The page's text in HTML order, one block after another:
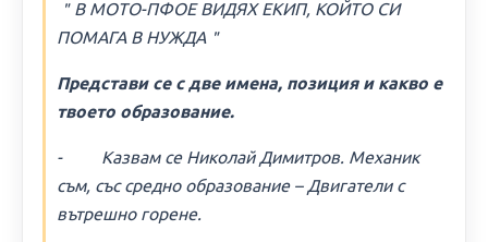
＂В МОТО-ПФОЕ ВИДЯХ ЕКИП, КОЙТО СИ
ПОМАГА В НУЖДА＂
Представи се с две имена, позиция и какво е
твоето образование.
- Казвам се Николай Димитров. Механик
съм, със средно образование – Двигатели с
вътрешно горене.